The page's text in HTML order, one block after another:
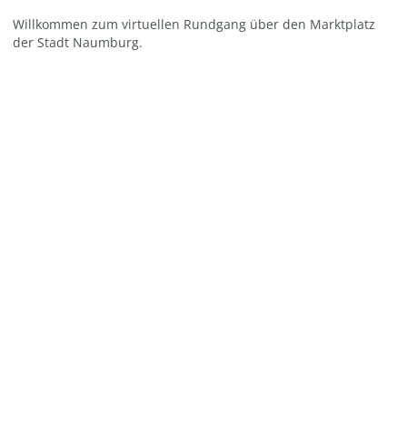
Willkommen zum virtuellen Rundgang über den Marktplatz
der Stadt Naumburg.